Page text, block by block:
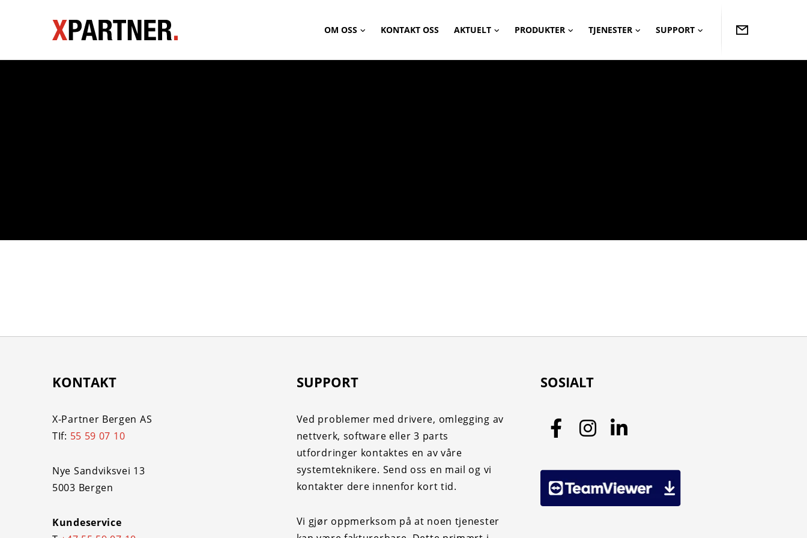
OM OSS KONTAKT OSS AKTUELT PRODUKTER TJENESTER SUPPORT
KONTAKT
X-Partner Bergen AS
TIf: 55 59 07 10
Nye Sandviksvei 13
5003 Bergen
Kundeservice
SUPPORT
Ved problemer med drivere, omlegging av
nettverk, software eller 3 parts
utfordringer kontaktes en av våre
systemteknikere. Send oss en mail og vi
kontakter dere innenfor kort tid.
Vi gjør oppmerksom på at noen tjenester
SOSIALT
Facebook